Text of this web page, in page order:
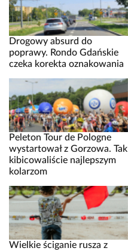
Drogowy absurd do
poprawy. Rondo Gdańskie
czeka korekta oznakowania
Peleton Tour de Pologne
wystartował z Gorzowa. Tak
kibicowaliście najlepszym
kolarzom
Wielkie ściganie rusza z